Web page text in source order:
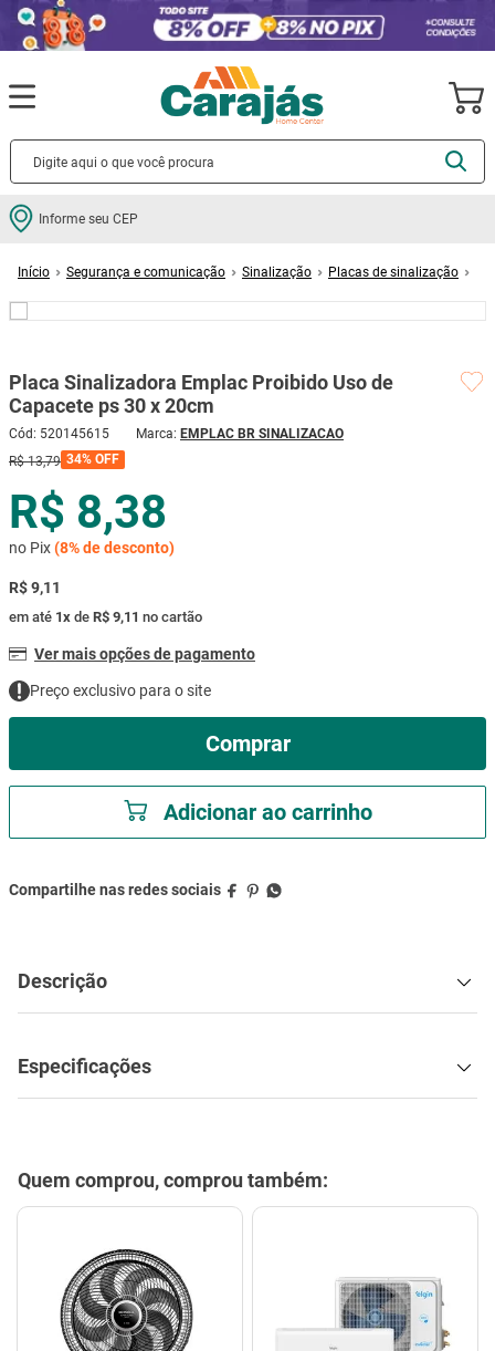
Informe seu CEP
Segurança e comunicação Sinalização
Placas de sinalização
Placa Sinalizadora Emplac Proibido Uso de
Capacete ps 30 x 20cm
Cód: 520145615
EMPLAC BR SINALIZACAO
R$ 13,79 34% OFF
R$ 8,38
no Pix(8%de desconto)
R$ 9,11
em até 1x de R$ 9,11 no cartão
Ver mais opções de pagamento
Preço exclusivo para o site
Comprar
Adicionar ao carrinho
Descrição
Especificações
Quem comprou, comprou também:
Termos mais buscados
2º porcelanato
5º porta
6 vaso sanitário
7º tinta
9 º mesa
10º ar condicionado